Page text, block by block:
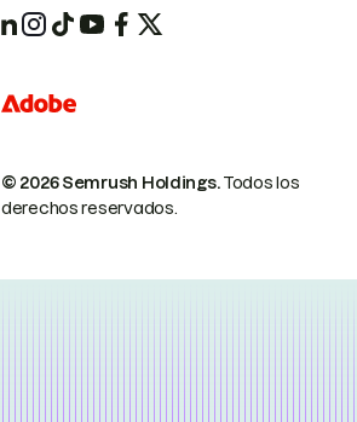
© 2026 Semrush Holdings.Todos los
derechos reservados.